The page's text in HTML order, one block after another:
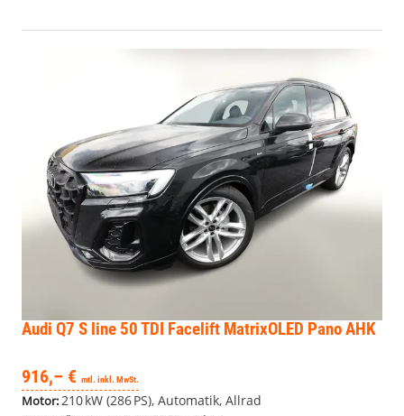
Audi Q7 S line 50 TDI Facelift MatrixOLED Pano AHK
916,– € mtl. inkl. MwSt.
Motor: 210 kW (286 PS), Automatik, Allrad